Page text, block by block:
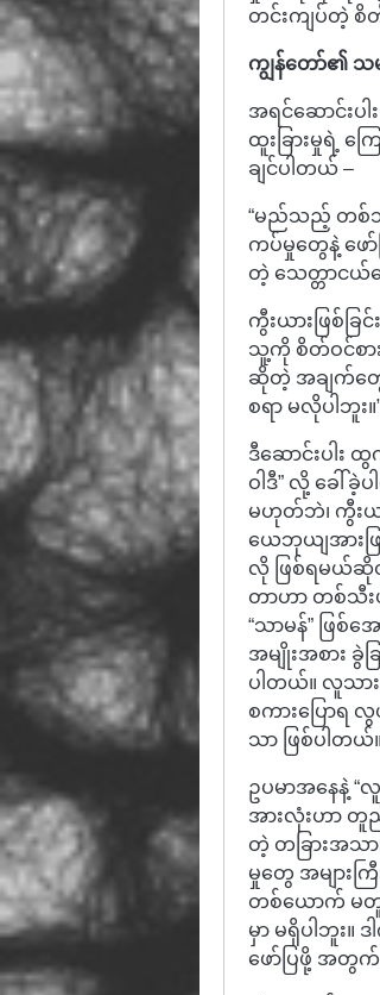
တင်းကျပ်တဲ့
ကျွန်တော်၏ သမ
အရင်ဆောင်းပါ
ထူးခြားမှုရဲ့ က
ချင်ပါတယ် –
“မည်သည့် တစ်သီ
ကပ်မှုတွေနဲ့ ဖေ
တဲ့ သေတ္တာငယ်
ကွီးယားဖြစ်ခြ
သူ့ကို စိတ်ဝင်စ
ဆိုတဲ့ အချက်တွ
စရာ မလိုပါဘူး။
ဒီဆောင်းပါး
ဝါဒီ” လို့ ခေါ်
မဟုတ်ဘဲ၊ ကွီးယ
ယေဘုယျအားဖ
လို ဖြစ်ရမယ်ဆို
တာဟာ တစ်သီးပု
“သာမန်” ဖြစ်
အမျိုးအစား
ပါတယ်။ လူသာ
စကားပြော
သာ ဖြစ်ပါတယ်။
ဥပမာအနေနဲ့
အားလုံးဟာ တူ
တဲ့ တခြားအသာ
မှုတွေ အများ
တစ်ယောက် မတူ
မှာ မရှိပါဘူး
ဖော်ပြဖို့ အတွ